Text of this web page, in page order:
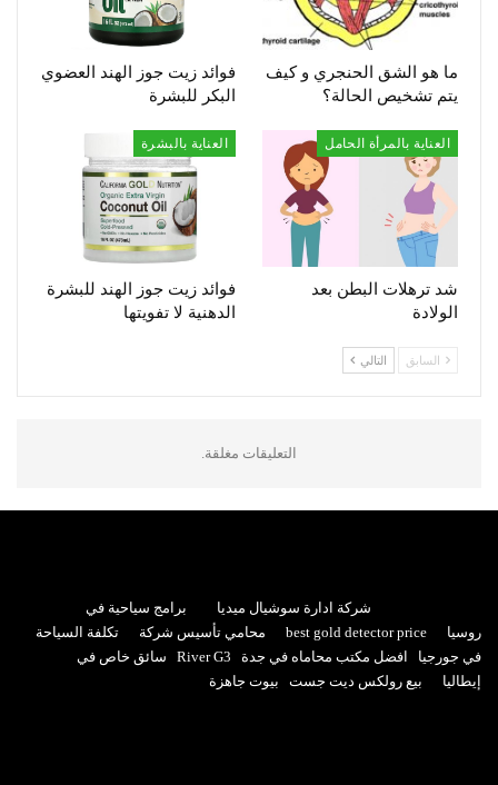
ما هو الشق الحنجري و كيف
يتم تشخيص الحالة؟
فوائد زيت جوز الهند العضوي
البكر للبشرة
العناية بالمرأة الحامل
شد ترهلات البطن بعد
الولادة
العناية بالبشرة
فوائد زيت جوز الهند للبشرة
الدهنية لا تفويتها
السابق التالي
التعليقات مغلقة.
شركة ادارة سوشيال ميديا
برامج سياحية في
روسيا
best gold detector price محامي تأسيس شركة
تكلفة السياحة
في جورجيا
افضل مكتب محاماه في جدة River G3
سائق خاص في
إيطاليا
بيع رولكس ديت جست بيوت جاهزة